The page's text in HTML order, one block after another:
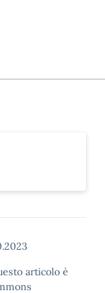
articolo è